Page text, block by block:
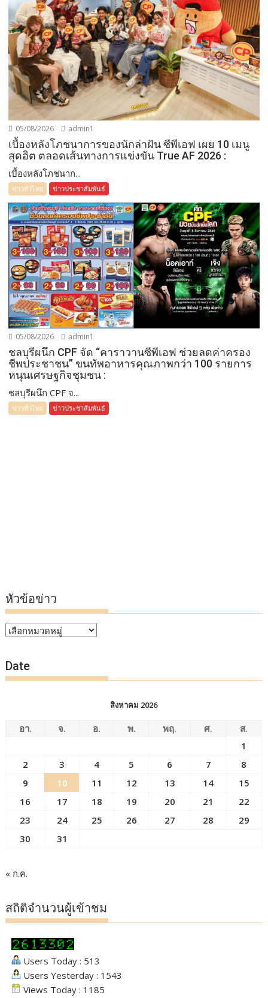
05/08/2026 admin1
เบื้องหลังโภชนาการของนักล่าฝัน ซีพีเอฟ เผย 10 เมนู
สุดฮิต ตลอดเส้นทางการแข่งขัน True AF 2026 :
เบื้องหลังโภชนาก...
ข่าวทั่วไทย ข่าวประชาสัมพันธ์
05/08/2026 admin1
ชลบุรีผนึก CPF จัด “คาราวานซีพีเอฟ ช่วยลดค่าครอง
ชีพประชาชน” ขนทัพอาหารคุณภาพกว่า 100 รายการ
หนุนเศรษฐกิจชุมชน :
ชลบุรีผนึก CPF จ...
ข่าวทั่วไทย ข่าวประชาสัมพันธ์
หัวข้อข่าว
หัวข้อ
Date
สิงหาคม 2026
อา. จ. อ. พ. พฤ. ศ.
ส.
1
2
3 4 5 6 7
8
9
10 11 12 13 14
15
16
17 18 19 20 21
22
23
24 25 26 27 28
29
30
31
« ก.ค.
สถิติจำนวนผู้เข้าชม
Users Today : 513
Users Yesterday : 1543
Views Today : 1185